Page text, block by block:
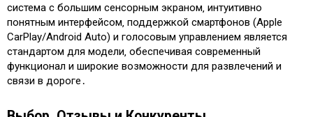
система с большим сенсорным экраном‚ интуитивно
понятным интерфейсом‚ поддержкой смартфонов (Apple
CarPlay/Android Auto) и голосовым управлением является
стандартом для модели‚ обеспечивая современный
функционал и широкие возможности для развлечений и
связи в дороге․